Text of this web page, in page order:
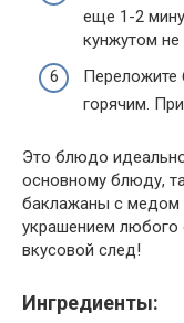
еще 1-2
кунжутом не
Переложите
горячим.
Это блюдо
основному блюду,
баклажаны с медом
украшением любого
вкусовой след!
Ингредиенты: